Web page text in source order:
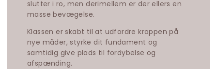
slutter i ro, men derimellem er der ellers en
masse bevægelse.
Klassen er skabt til at udfordre kroppen på
nye måder, styrke dit fundament og
samtidig give plads til fordybelse og
afspænding.